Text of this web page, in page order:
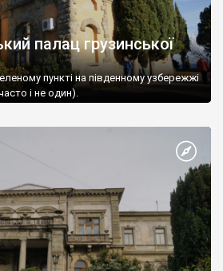
палац грузинської
пункті на південному узбережжі
і не один).